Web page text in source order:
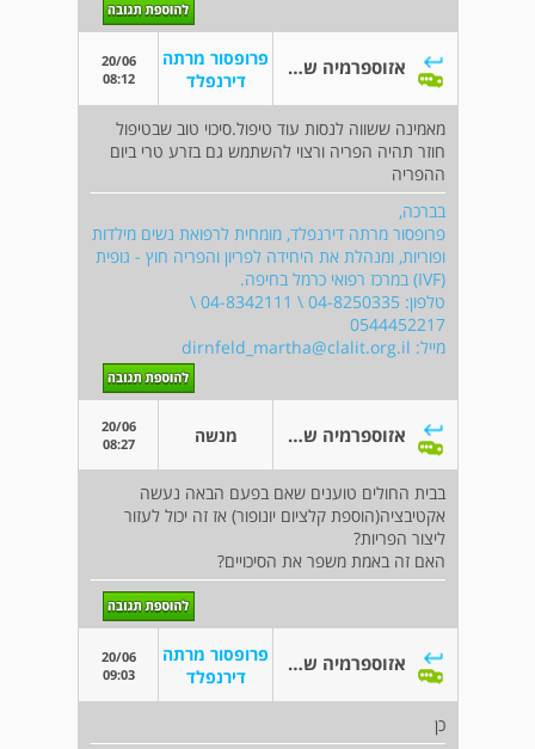
אזוספרמיה שהשתפרה לבודדים בתנועה
פרופסור מרתה
דירנפלד
20/06
08:12
מאמינה ששווה לנסות עוד טיפול.סיכוי טוב שבטיפול
חוזר תהיה הפריה ורצוי להשתמש גם בזרע טרי ביום
ההפריה
בברכה,
פרופסור מרתה דירנפלד, מומחית לרפואת נשים מילדות
ופוריות, ומנהלת את היחידה לפריון והפריה חוץ - גופית
(IVF) במרכז רפואי כרמל בחיפה.
טלפון: 04-8250335 \ 04-8342111 \
0544452217
מייל: dirnfeld_martha@clalit.org.il
אזוספרמיה שהשתפרה לבודדים בתנועה מנשה
20/06
08:27
בבית החולים טוענים שאם בפעם הבאה נעשה
אקטיבציה(הוספת קלציום יונופור) אז זה יכול לעזור
ליצור הפריות?
האם זה באמת משפר את הסיכויים?
אזוספרמיה שהשתפרה לבודדים בתנועה
פרופסור מרתה
דירנפלד
20/06
09:03
כן